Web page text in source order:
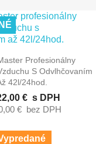
náhľad
Profesionálny
S Odvlhčovaním
42l/24hod.
€ s DPH
€ bez DPH